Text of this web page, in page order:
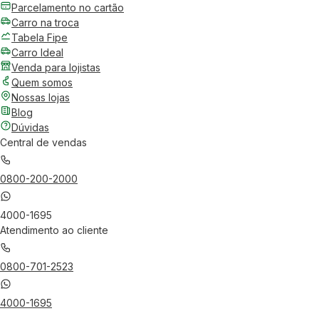
Parcelamento no cartão
Carro na troca
Tabela Fipe
Carro Ideal
Venda para lojistas
Quem somos
Nossas lojas
Blog
Dúvidas
Central de vendas
0800-200-2000
4000-1695
Atendimento ao cliente
0800-701-2523
4000-1695